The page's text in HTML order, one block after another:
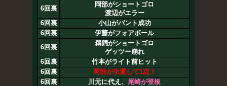
6回裏
岡部がショートゴロ
渡辺がエラー
6回裏
小山がバント成功
6回裏
伊藤がフォアボール
6回裏
鵜飼がショートゴロ
ゲッツー崩れ
6回裏
竹本がライト前ヒット
6回裏
岡部が生還して1点！
6回裏
川元に代え、 尾崎が登板